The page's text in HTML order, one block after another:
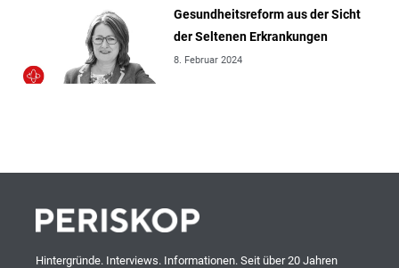
Gesundheitsreform aus der Sicht
der Seltenen Erkrankungen
8. Februar 2024
Hintergründe. Interviews. Informationen. Seit über 20 Jahren